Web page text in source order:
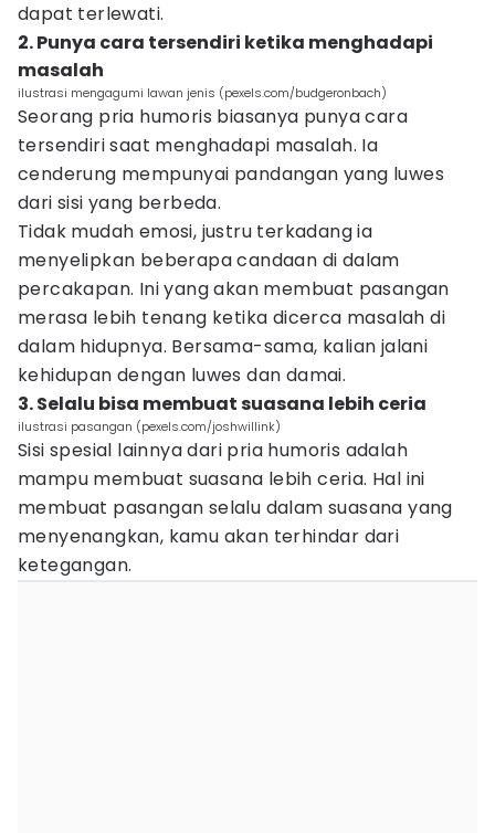
dapat terlewati.
2. Punya cara tersendiri ketika menghadapi
masalah
ilustrasi mengagumi lawan jenis (pexels.com/budgeronbach)
Seorang pria humoris biasanya punya cara
tersendiri saat menghadapi masalah. Ia
cenderung mempunyai pandangan yang luwes
dari sisi yang berbeda.
Tidak mudah emosi, justru terkadang ia
menyelipkan beberapa candaan di dalam
percakapan. Ini yang akan membuat pasangan
merasa lebih tenang ketika dicerca masalah di
dalam hidupnya. Bersama-sama, kalian jalani
kehidupan dengan luwes dan damai.
3. Selalu bisa membuat suasana lebih ceria
ilustrasi pasangan (pexels.com/joshwillink)
Sisi spesial lainnya dari pria humoris adalah
mampu membuat suasana lebih ceria. Hal ini
membuat pasangan selalu dalam suasana yang
menyenangkan, kamu akan terhindar dari
ketegangan.